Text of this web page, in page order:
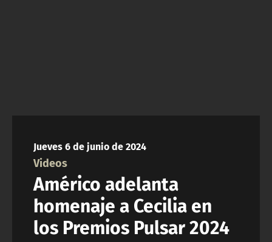
ÁREA DE PROYECTOS
Jueves 6 de junio de 2024
Videos
Américo adelanta
homenaje a Cecilia en
los Premios Pulsar 2024